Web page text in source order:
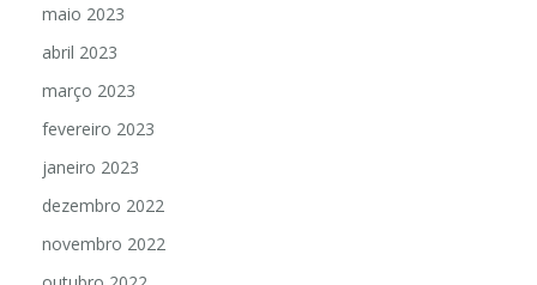
maio 2023
abril 2023
março 2023
fevereiro 2023
janeiro 2023
dezembro 2022
novembro 2022